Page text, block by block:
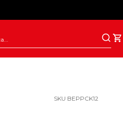
SKU BEPPCK12